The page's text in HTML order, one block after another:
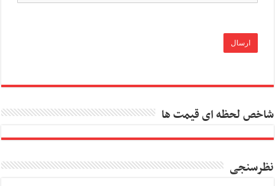
شاخص لحظه ای قیمت ها
نظرسنجی